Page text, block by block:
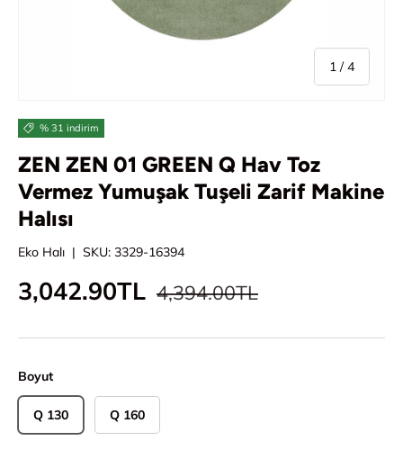
1 //4
% 31 indirim
ZEN ZEN 01 GREEN Q Hav Toz
Vermez Yumuşak Tuşeli Zarif Makine
Halısı
Eko Halı | SKU: 3329-16394
İndirimli fiyat
3,042.90TL Normal fiyat
4,394.00TL
Boyut
Q 130 Q 160